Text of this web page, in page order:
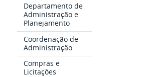
Departamento de
Administração e
Planejamento
Coordenação de
Administração
Compras e
Licitações